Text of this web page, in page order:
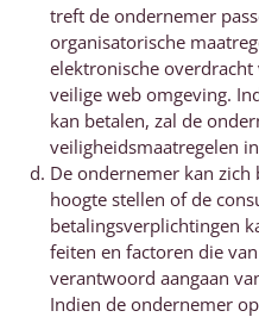
treft de ondernemer
organisatorische
elektronische
veilige web omgeving.
kan betalen, zal de
veiligheidsmaatregelen
De ondernemer kan
hoogte stellen of de
betalingsverplichtingen
feiten en factoren die
verantwoord aangaan
Indien de ondernemer